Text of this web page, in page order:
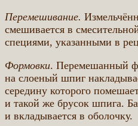
Перемешивание.
смешивается в
специями, указанными в
Формовки. Перемешанный
на слоеный шпиг
середину которого
и такой же брусок шпига.
и вкладывается в оболочку.